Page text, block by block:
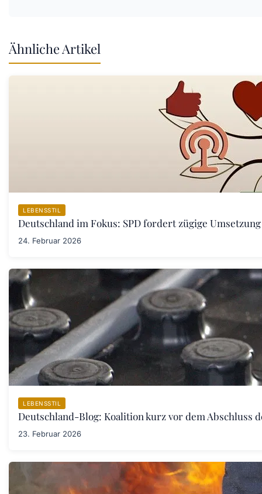
Ähnliche Artikel
LEBENSSTIL
Deutschland im Fokus: SPD fordert zügige
24. Februar 2026
LEBENSSTIL
Deutschland-Blog: Koalition kurz vor dem Abschluss
23. Februar 2026